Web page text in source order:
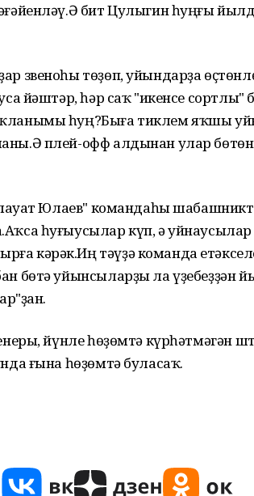
бит Цулыгин һуңғы
звеноһы төҙөп, уйындарҙа
йәштәр, һәр саҡ "икенсе сортлы"
һуң?Быға тиклем яҡшы
плей-офф алдынан улар
Юлаев" командаһы
һуғыусылар күп, ә
кәрәк.Иң тәүҙә команда
бөтә уйынсыларҙы ла үҙебеҙҙән
йүнле һөҙөмтә күрһәтмәгән
ғына һөҙөмтә буласаҡ.